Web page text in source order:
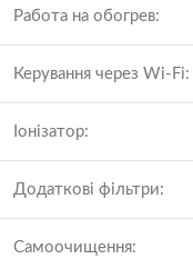
Работа на обогрев:
Керування через Wi-Fi:
Іонізатор:
Додаткові фільтри:
Самоочищення: